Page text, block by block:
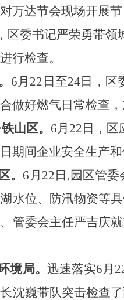
万达节会现场开展节
区委书记严荣勇带
行检查。
6月22日至24日，
做好燃气日常检查
山区。 6月22日， 区
期间企业安全生产和
。 6月22日 , 园区管
水位、防汛物资等
管委会主任严吉庆
境局。 迅速落实6月
沈巍带队突击检查